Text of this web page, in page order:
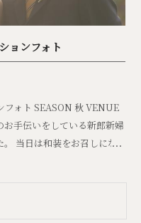
ョンフォト
フォト SEASON 秋 VENUE
手伝いをしている新郎新婦
当日は和装をお召しにな